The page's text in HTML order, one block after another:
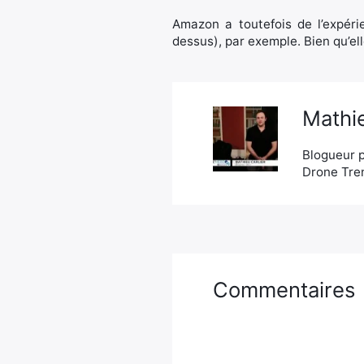
Amazon a toutefois de
dessus), par exemple. Bien
Blogueur
Drone
Commentaires